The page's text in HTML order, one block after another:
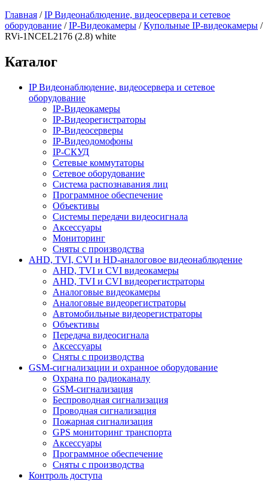
Главная /IP Видеонаблюдение, видеосервера и сетевое
оборудование /IP-Видеокамеры /Купольные IP-видеокамеры /
RVi-1NCEL2176 (2.8) white
Каталог
IP Видеонаблюдение, видеосервера и сетевое
оборудование
IP-Видеокамеры
IP-Видеорегистраторы
IP-Видеосерверы
IP-Видеодомофоны
IP-СКУД
Сетевые коммутаторы
Сетевое оборудование
Система распознавания лиц
Программное обеспечение
Объективы
Системы передачи видеосигнала
Аксессуары
Мониторинг
Сняты с производства
AHD, TVI, CVI и HD-аналоговое видеонаблюдение
AHD, TVI и CVI видеокамеры
AHD, TVI и CVI видеорегистраторы
Аналоговые видеокамеры
Аналоговые видеорегистраторы
Автомобильные видеорегистраторы
Объективы
Передача видеосигнала
Аксессуары
Сняты с производства
GSM-сигнализации и охранное оборудование
Охрана по радиоканалу
GSM-сигнализация
Беспроводная сигнализация
Проводная сигнализация
Пожарная сигнализация
GPS мониторинг транспорта
Аксессуары
Программное обеспечение
Сняты с производства
Контроль доступа